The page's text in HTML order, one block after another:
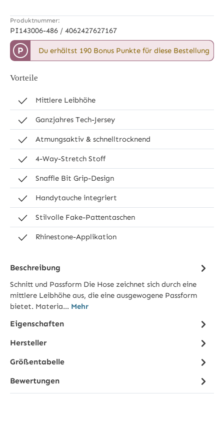
Produktnummer:
PI143006-486 / 4062427627167
P Du erhältst 190 Bonus Punkte für diese Bestellung
Vorteile
Mittlere Leibhöhe
Ganzjahres Tech-Jersey
Atmungsaktiv & schnelltrocknend
4-Way-Stretch Stoff
Snaffle Bit Grip-Design
Handytauche integriert
Stilvolle Fake-Pattentaschen
Rhinestone-Applikation
Beschreibung
Schnitt und Passform Die Hose zeichnet sich durch eine
mittlere Leibhöhe aus, die eine ausgewogene Passform
bietet. Materia… Mehr
Eigenschaften
Hersteller
Größentabelle
Bewertungen